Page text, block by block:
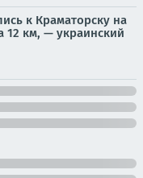
к Краматорску на
12 км, — украинский